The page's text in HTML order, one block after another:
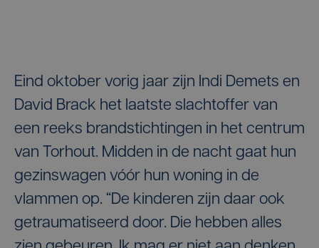
Eind oktober vorig jaar zijn Indi Demets en
David Brack het laatste slachtoffer van
een reeks brandstichtingen in het centrum
van Torhout. Midden in de nacht gaat hun
gezinswagen vóór hun woning in de
vlammen op. “De kinderen zijn daar ook
getraumatiseerd door. Die hebben alles